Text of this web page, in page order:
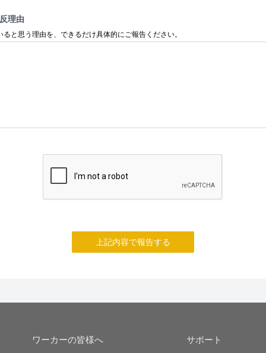
理由
ると思う理由を、できるだけ具体的にご報告ください。
上記内容で報告する
ワーカーの皆様へ サポート